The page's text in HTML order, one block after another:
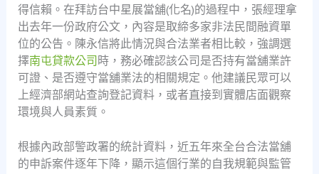
得信賴。在拜訪台中星展當舖(化名)的過程中，張經理拿
出去年一份政府公文，內容是取締多家非法民間融資單
位的公告。陳永信將此情況與合法業者相比較，強調選
擇南屯貸款公司時，務必確認該公司是否持有當舖業許
可證、是否遵守當舖業法的相關規定。他建議民眾可以
上經濟部網站查詢登記資料，或者直接到實體店面觀察
環境與人員素質。
根據內政部警政署的統計資料，近五年來全台合法當舖
的申訴案件逐年下降，顯示這個行業的自我規範與監管